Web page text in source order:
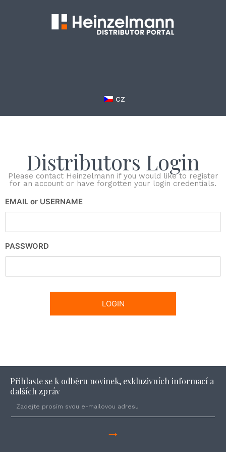
CZ
Distributors Login
Please contact Heinzelmann if you would like to register
for an account or have forgotten your login credentials.
EMAIL or USERNAME
PASSWORD
Přihlaste se k odběru novinek, exkluzivních informací a
dalších zpráv
→